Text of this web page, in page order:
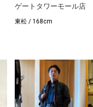
ゲートタワーモール店
東松 / 168cm